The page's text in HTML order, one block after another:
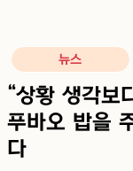
뉴스
“상황 생각보
푸바오 밥을
다